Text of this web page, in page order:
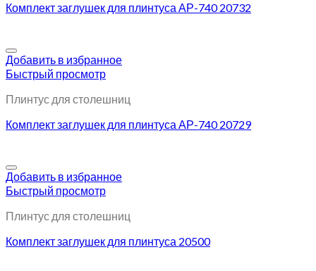
Комплект заглушек для плинтуса АР-740 20732
Добавить в избранное
Быстрый просмотр
Плинтус для столешниц
Комплект заглушек для плинтуса АР-740 20729
Добавить в избранное
Быстрый просмотр
Плинтус для столешниц
Комплект заглушек для плинтуса 20500